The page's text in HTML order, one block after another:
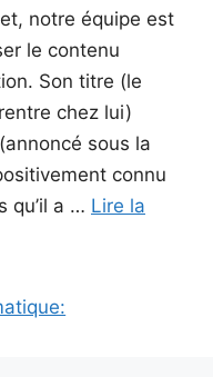
notre équipe est
le contenu
Son titre (le
chez lui)
sous la
connu
qu’il a … Lire la